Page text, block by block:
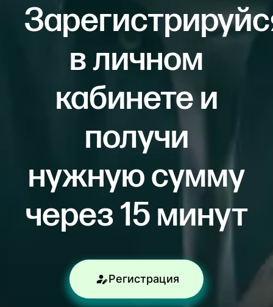
в личном
кабинете и
получи
нужную сумму
через 15 минут
Регистрация